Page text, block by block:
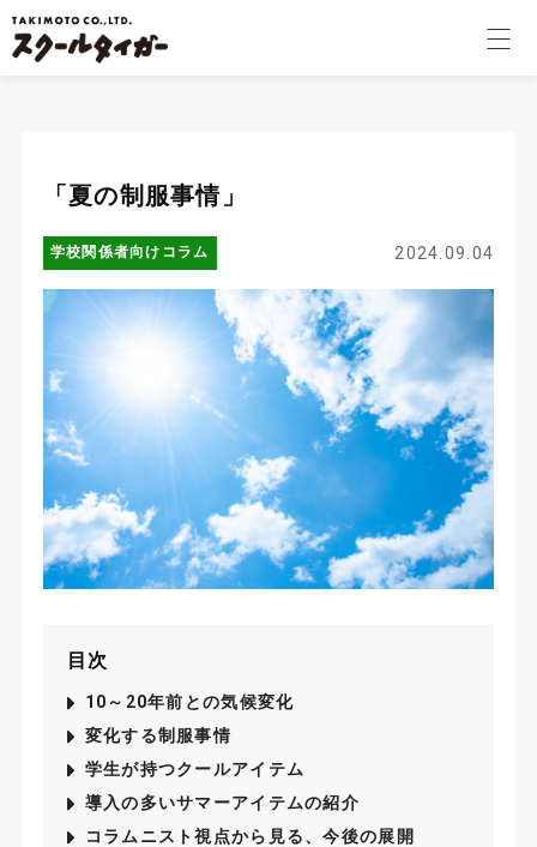
「夏の制服事情」
学校関係者向けコラム 2024.09.04
目次
10～20年前との気候変化
変化する制服事情
学生が持つクールアイテム
導入の多いサマーアイテムの紹介
コラムニスト視点から見る、今後の展開
会社案内
採用情報
コラム
オンラインショップ
お問い合わせ